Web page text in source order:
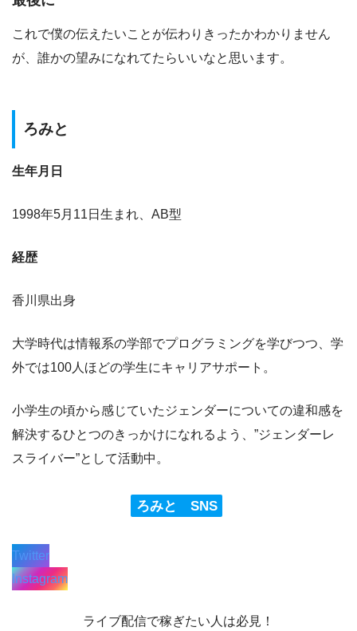
これで僕の伝えたいことが伝わりきったかわかりません
が、誰かの望みになれてたらいいなと思います。
ろみと
生年月日
1998年5月11日生まれ、AB型
経歴
香川県出身
大学時代は情報系の学部でプログラミングを学びつつ、学
外では100人ほどの学生にキャリアサポート。
小学生の頃から感じていたジェンダーについての違和感を
解決するひとつのきっかけになれるよう、”ジェンダーレ
スライバー”として活動中。
ろみと SNS
Twitter
Instagram
ライブ配信で稼ぎたい人は必見！